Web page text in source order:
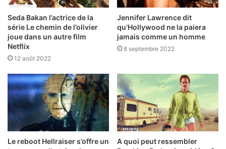
Seda Bakan l’actrice de la
série Le chemin de l’olivier
joue dans un autre film
Netflix
12 août 2022
Jennifer Lawrence dit
qu’Hollywood ne la paiera
jamais comme un homme
8 septembre 2022
Le reboot Hellraiser s’offre un
A quoi peut ressembler